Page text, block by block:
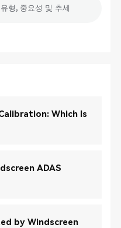
형, 중요성 및 추세
Which Is
ADAS
by Windscreen